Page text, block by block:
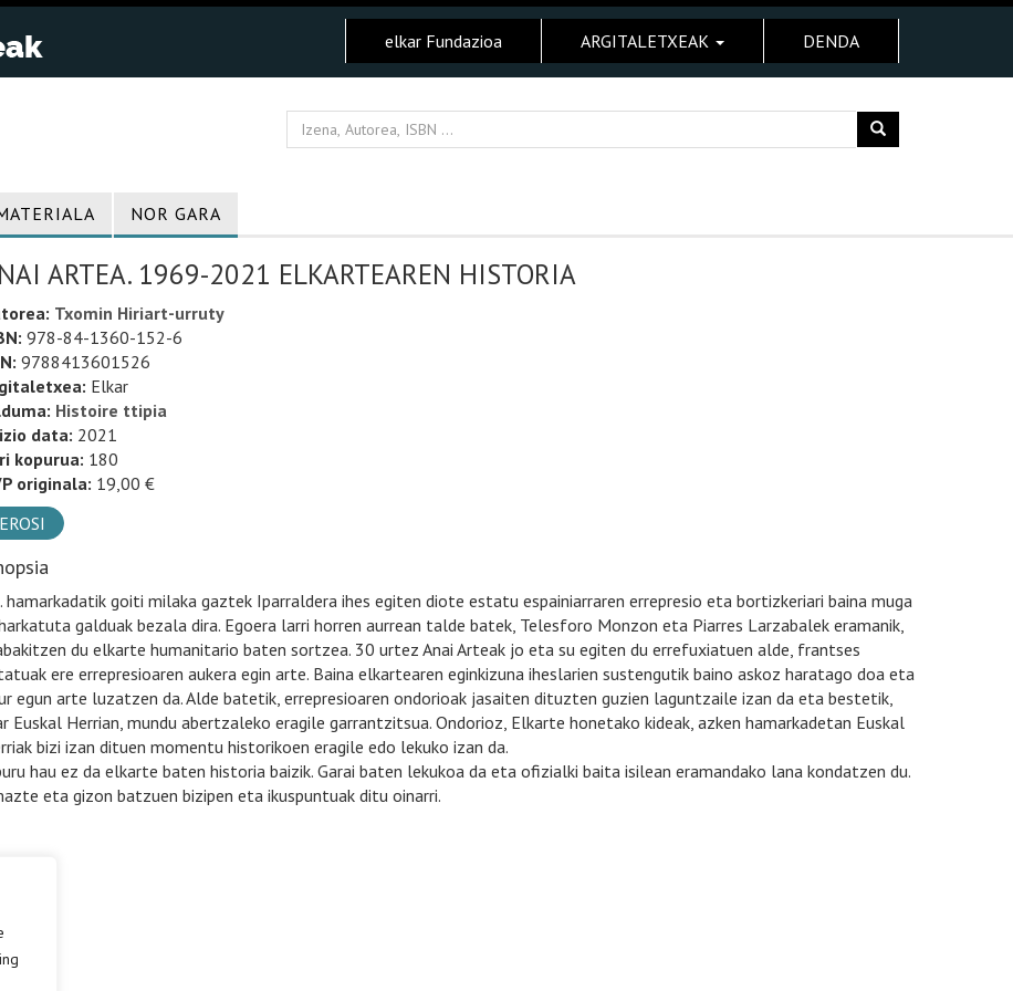
elkar Fundazioa ARGITALETXEAK DENDA
NOR GARA
ARTEA. 1969-2021 ELKARTEAREN HISTORIA
Txomin Hiriart-urruty
978-84-1360-152-6
9788413601526
Elkar
Histoire ttipia
data: 2021
kopurua: 180
originala: 19,00 €
EROSI
hamarkadatik goiti milaka gaztek Iparraldera ihes egiten diote estatu espainiarraren errepresio eta bortizkeriari baina muga
galduak bezala dira. Egoera larri horren aurrean talde batek, Telesforo Monzon eta Piarres Larzabalek eramanik,
du elkarte humanitario baten sortzea. 30 urtez Anai Arteak jo eta su egiten du errefuxiatuen alde, frantses
ere errepresioaren aukera egin arte. Baina elkartearen eginkizuna iheslarien sustengutik baino askoz haratago doa eta
egun arte luzatzen da. Alde batetik, errepresioaren ondorioak jasaiten dituzten guzien laguntzaile izan da eta bestetik,
Euskal Herrian, mundu abertzaleko eragile garrantzitsua. Ondorioz, Elkarte honetako kideak, azken hamarkadetan Euskal
bizi izan dituen momentu historikoen eragile edo lekuko izan da.
hau ez da elkarte baten historia baizik. Garai baten lekukoa da eta ofizialki baita isilean eramandako lana kondatzen du.
eta gizon batzuen bizipen eta ikuspuntuak ditu oinarri.